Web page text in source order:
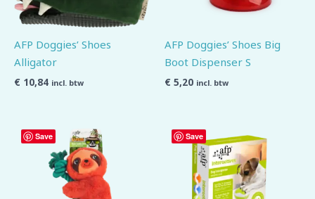
AFP Doggies’ Shoes
Alligator
€ 10,84 incl. btw
AFP Doggies’ Shoes Big
Boot Dispenser S
€ 5,20 incl. btw
Save Save